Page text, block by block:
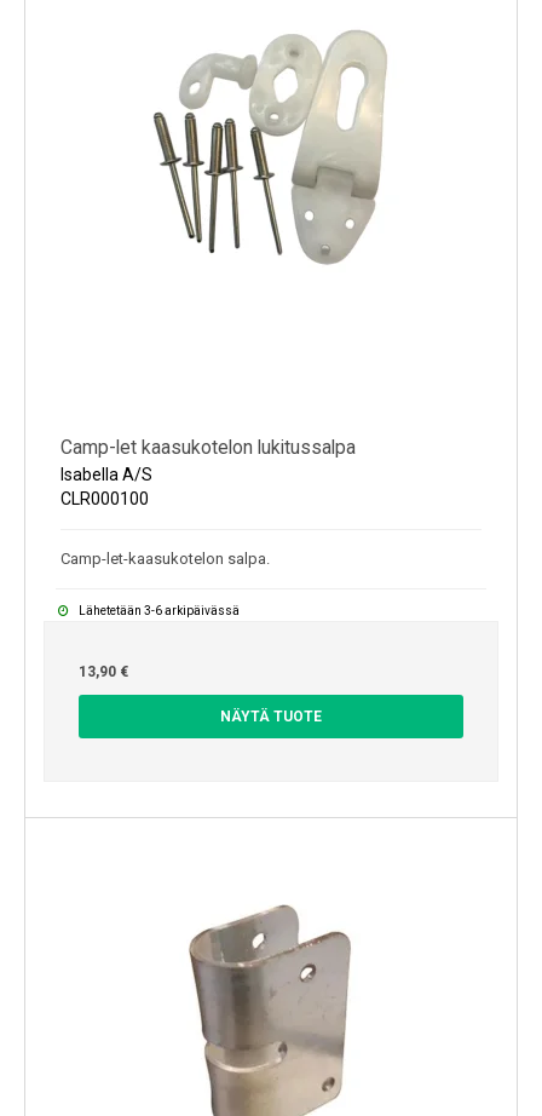
Camp-let kaasukotelon lukitussalpa
Isabella A/S
CLR000100
Camp-let-kaasukotelon salpa.
Lähetetään 3-6 arkipäivässä
13,90 €
NÄYTÄ TUOTE